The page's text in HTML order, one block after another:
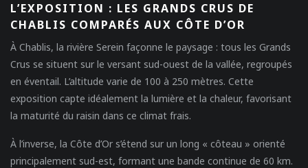
L’EXPOSITION : LES GRANDS CRUS DE
CHABLIS COMPARÉS AUX CÔTE D’OR
À Chablis, la rivière Serein façonne le paysage : tous les Grands
Crus se situent sur le versant sud-ouest de la vallée, regroupés
en éventail. L’altitude varie de 100 à 250 mètres. Cette
exposition capte idéalement la lumière et la chaleur, favorisant
la maturité du raisin dans ce climat frais.
À l’inverse, la Côte d’Or s’étend sur un long « côteau » orienté
principalement sud-est, formant une bande continue de 60 km.